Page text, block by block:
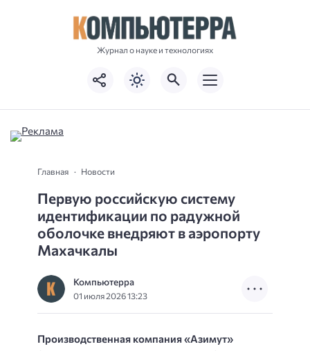
Журнал о науке и технологиях
Главная Новости
Первую российскую систему
идентификации по радужной
оболочке внедряют в аэропорту
Махачкалы
Компьютерра
01 июля 2026 13:23
Производственная компания «Азимут»